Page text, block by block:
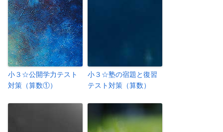
小３☆公開学力テスト
対策（算数①）
小３☆塾の宿題と復習
テスト対策（算数）